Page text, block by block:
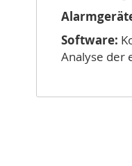
Software:
Analyse der